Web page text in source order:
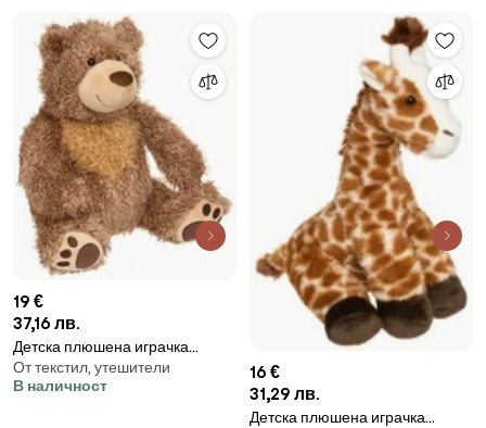
19 €
37,16 лв.
Детска плюшена играчка
atmosphera Bear, 45 cm
От текстил, утешители
В наличност
16 €
31,29 лв.
Детска плюшена играчка